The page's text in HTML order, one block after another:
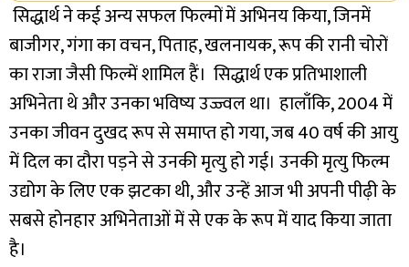
सिद्धार्थ ने कई अन्य सफल फिल्मों में अभिनय किया, जिनमें
बाजीगर, गंगा का वचन, पिताह, खलनायक, रूप की रानी चोरों
का राजा जैसी फिल्में शामिल हैं। सिद्धार्थ एक प्रतिभाशाली
अभिनेता थे और उनका भविष्य उज्ज्वल था। हालाँकि, 2004 में
उनका जीवन दुखद रूप से समाप्त हो गया, जब 40 वर्ष की आयु
में दिल का दौरा पड़ने से उनकी मृत्यु हो गई। उनकी मृत्यु फिल्म
उद्योग के लिए एक झटका थी, और उन्हें आज भी अपनी पीढ़ी के
सबसे होनहार अभिनेताओं में से एक के रूप में याद किया जाता
है।